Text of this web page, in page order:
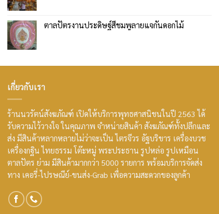
ตาลปัตรงานประดิษฐ์สีชมพูลายแจกันดอกไม้
เกี่ยวกับเรา
ร้านนวรัตน์สังฆภัณฑ์ เปิดให้บริการพุทธศาสนิชนในปี 2563 ได้
รับความไว้วางใจ ในคุณภาพ จำหน่ายสินค้า สังฆภัณฑ์ทั้งปลีกและ
ส่ง มีสินค้าหลากหลายไม่ว่าจะเป็น ไตรจีวร อัฐบริขาร เครื่องบวช
เครื่องกฐิน ไทยธรรม โต๊ะหมู่ พระประธาน รูปหล่อ รูปเหมือน
ตาลปัตร ย่าม มีสินค้ามากกว่า 5000 รายการ พร้อมบริการจัดส่ง
ทาง เคอรี่-ไปรษณีย์-ขนส่ง-Grab เพื่อความสะดวกของลูกค้า